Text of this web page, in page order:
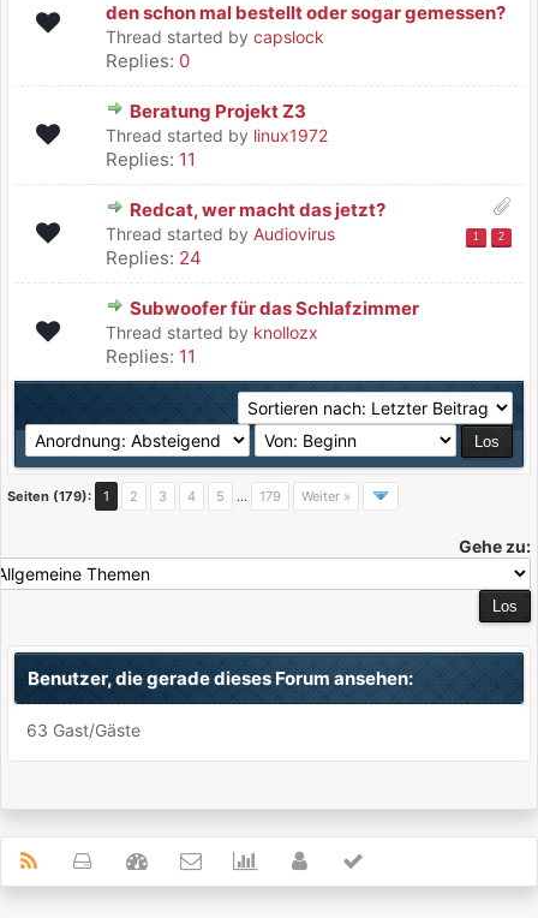
den schon mal bestellt oder sogar gemessen?
Thread started by capslock
Replies: 0
Beratung Projekt Z3
Thread started by linux1972
Replies: 11
Redcat, wer macht das jetzt?
Thread started by Audiovirus 1 2
Replies: 24
Subwoofer für das Schlafzimmer
Thread started by knollozx
Replies: 11
Seiten (179): 1 2 3 4 5 … 179 Weiter »
Gehe zu:
Benutzer, die gerade dieses Forum ansehen:
63 Gast/Gäste